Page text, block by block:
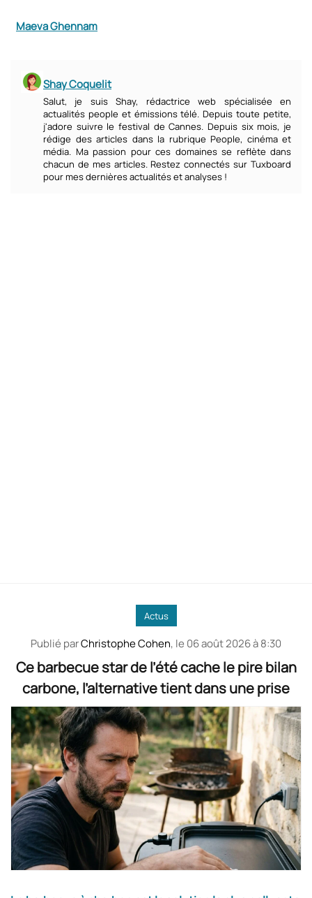
Maeva Ghennam
Shay Coquelit
Salut, je suis Shay, rédactrice web spécialisée en
actualités people et émissions télé. Depuis toute petite,
j'adore suivre le festival de Cannes. Depuis six mois, je
rédige des articles dans la rubrique People, cinéma et
média. Ma passion pour ces domaines se reflète dans
chacun de mes articles. Restez connectés sur Tuxboard
pour mes dernières actualités et analyses !
Actus
Publié parChristophe Cohen, le 06 août 2026 à 8:30
Ce barbecue star de l’été cache le pire bilan
carbone, l’alternative tient dans une prise